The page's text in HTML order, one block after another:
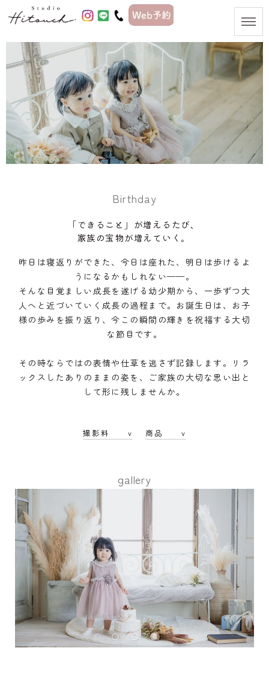
Birthday
「できること」が増えるたび、
家族の宝物が増えていく。
昨日は寝返りができた、今日は座れた、明日は歩けるよ
うになるかもしれない——。
そんな目覚ましい成長を遂げる幼少期から、一歩ずつ大
人へと近づいていく成長の過程まで。お誕生日は、お子
様の歩みを振り返り、今この瞬間の輝きを祝福する大切
な節目です。
その時ならではの表情や仕草を逃さず記録します。リラ
ックスしたありのままの姿を、ご家族の大切な思い出と
して形に残しませんか。
撮影料 v 商品 v
gallery